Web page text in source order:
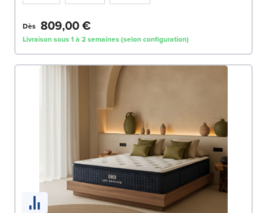
Dès 809,00 €
Livraison sous 1 à 2 semaines (selon configuration)